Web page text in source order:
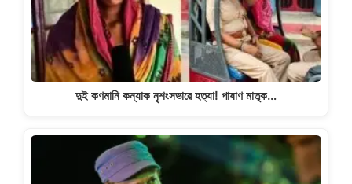
দুই কণমানি কন্যাক নৃশংসভাৱে হত্যা! পাষাণ মাতৃক…